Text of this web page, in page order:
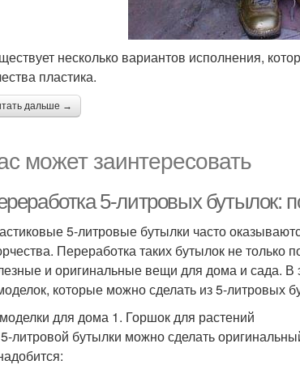
несколько вариантов исполнения,
пластика.
дальше →
может заинтересовать
5-литровых бутылок:
5-литровые бутылки часто
Переработка таких бутылок не только
и оригинальные вещи для дома и сада. В
которые можно сделать из 5-литровых
для дома 1. Горшок для растений
литровой бутылки можно сделать